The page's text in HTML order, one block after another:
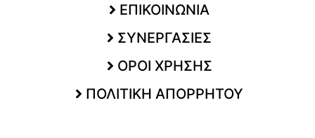
ΕΠΙΚΟΙΝΩΝΙΑ
ΣΥΝΕΡΓΑΣΙΕΣ
ΟΡΟΙ ΧΡΗΣΗΣ
ΠΟΛΙΤΙΚΗ ΑΠΟΡΡΗΤΟΥ